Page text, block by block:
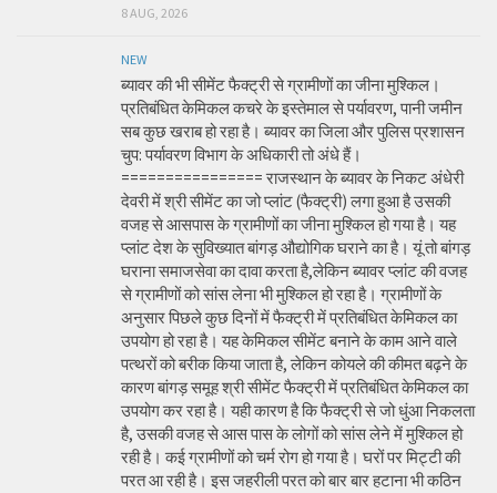
8 AUG, 2026
NEW
ब्यावर की भी सीमेंट फैक्ट्री से ग्रामीणों का जीना मुश्किल।
प्रतिबंधित केमिकल कचरे के इस्तेमाल से पर्यावरण, पानी जमीन
सब कुछ खराब हो रहा है। ब्यावर का जिला और पुलिस प्रशासन
चुप: पर्यावरण विभाग के अधिकारी तो अंधे हैं।
================ राजस्थान के ब्यावर के निकट अंधेरी
देवरी में श्री सीमेंट का जो प्लांट (फैक्ट्री) लगा हुआ है उसकी
वजह से आसपास के ग्रामीणों का जीना मुश्किल हो गया है। यह
प्लांट देश के सुविख्यात बांगड़ औद्योगिक घराने का है। यूं तो बांगड़
घराना समाजसेवा का दावा करता है,लेकिन ब्यावर प्लांट की वजह
से ग्रामीणों को सांस लेना भी मुश्किल हो रहा है। ग्रामीणों के
अनुसार पिछले कुछ दिनों में फैक्ट्री में प्रतिबंधित केमिकल का
उपयोग हो रहा है। यह केमिकल सीमेंट बनाने के काम आने वाले
पत्थरों को बरीक किया जाता है, लेकिन कोयले की कीमत बढ़ने के
कारण बांगड़ समूह श्री सीमेंट फैक्ट्री में प्रतिबंधित केमिकल का
उपयोग कर रहा है। यही कारण है कि फैक्ट्री से जो धुंआ निकलता
है, उसकी वजह से आस पास के लोगों को सांस लेने में मुश्किल हो
रही है। कई ग्रामीणों को चर्म रोग हो गया है। घरों पर मिट्टी की
परत आ रही है। इस जहरीली परत को बार बार हटाना भी कठिन